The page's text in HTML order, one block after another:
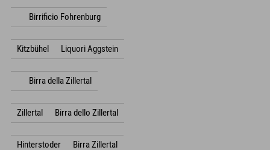
Birrificio Fohrenburg
Kitzbühel Liquori Aggstein
Birra della Zillertal
Zillertal Birra dello Zillertal
Hinterstoder Birra Zillertal